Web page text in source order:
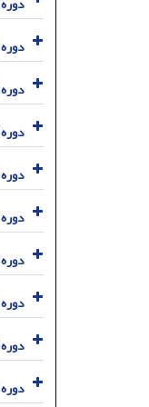
دوره 11 (1401)
دوره 10 (1400)
دوره 9 (1399)
دوره 8 (1398)
دوره 7 (1397)
دوره 6 (1396)
دوره 5 (1395)
دوره 4 (1394)
دوره 3 (1393)